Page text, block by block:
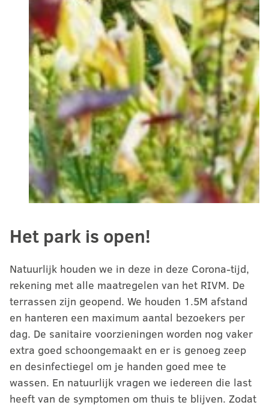
Het park is open!
Natuurlijk houden we in deze in deze Corona-tijd,
rekening met alle maatregelen van het RIVM. De
terrassen zijn geopend. We houden 1.5M afstand
en hanteren een maximum aantal bezoekers per
dag. De sanitaire voorzieningen worden nog vaker
extra goed schoongemaakt en er is genoeg zeep
en desinfectiegel om je handen goed mee te
wassen. En natuurlijk vragen we iedereen die last
heeft van de symptomen om thuis te blijven. Zodat